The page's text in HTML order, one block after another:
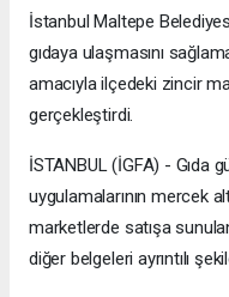
İstanbul Maltepe
gıdaya ulaşmasını
amacıyla ilçedeki zincir
gerçekleştirdi.
İSTANBUL (İGFA) - Gıda
uygulamalarının mercek
marketlerde satışa
diğer belgeleri ayrıntılı